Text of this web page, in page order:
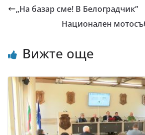
„На базар сме! В Белоградчик”
Национален
Вижте още